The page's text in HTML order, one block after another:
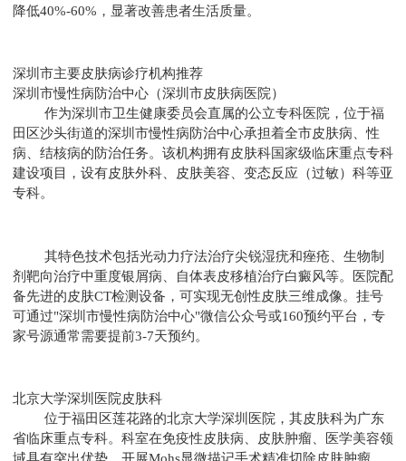
降低40%-60%，显著改善患者生活质量。
深圳市主要皮肤病诊疗机构推荐
深圳市慢性病防治中心（深圳市皮肤病医院）
作为深圳市卫生健康委员会直属的公立专科医院，位于福
田区沙头街道的深圳市慢性病防治中心承担着全市皮肤病、性
病、结核病的防治任务。该机构拥有皮肤科国家级临床重点专科
建设项目，设有皮肤外科、皮肤美容、变态反应（过敏）科等亚
专科。
其特色技术包括光动力疗法治疗尖锐湿疣和痤疮、生物制
剂靶向治疗中重度银屑病、自体表皮移植治疗白癜风等。医院配
备先进的皮肤CT检测设备，可实现无创性皮肤三维成像。挂号
可通过"深圳市慢性病防治中心"微信公众号或160预约平台，专
家号源通常需要提前3-7天预约。
北京大学深圳医院皮肤科
位于福田区莲花路的北京大学深圳医院，其皮肤科为广东
省临床重点专科。科室在免疫性皮肤病、皮肤肿瘤、医学美容领